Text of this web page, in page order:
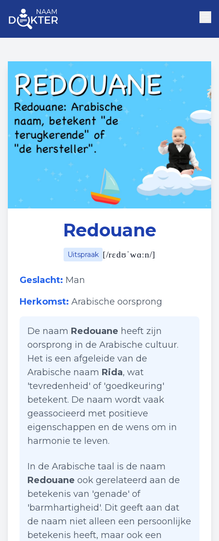
Redouane
Uitspraak [/rɛdʊˈwɑːn/]
Geslacht: Man
Herkomst: Arabische oorsprong
De naam Redouane heeft zijn
oorsprong in de Arabische cultuur.
Het is een afgeleide van de
Arabische naam Rida, wat
'tevredenheid' of 'goedkeuring'
betekent. De naam wordt vaak
geassocieerd met positieve
eigenschappen en de wens om in
harmonie te leven.
In de Arabische taal is de naam
Redouane ook gerelateerd aan de
betekenis van 'genade' of
'barmhartigheid'. Dit geeft aan dat
de naam niet alleen een persoonlijke
betekenis heeft, maar ook een